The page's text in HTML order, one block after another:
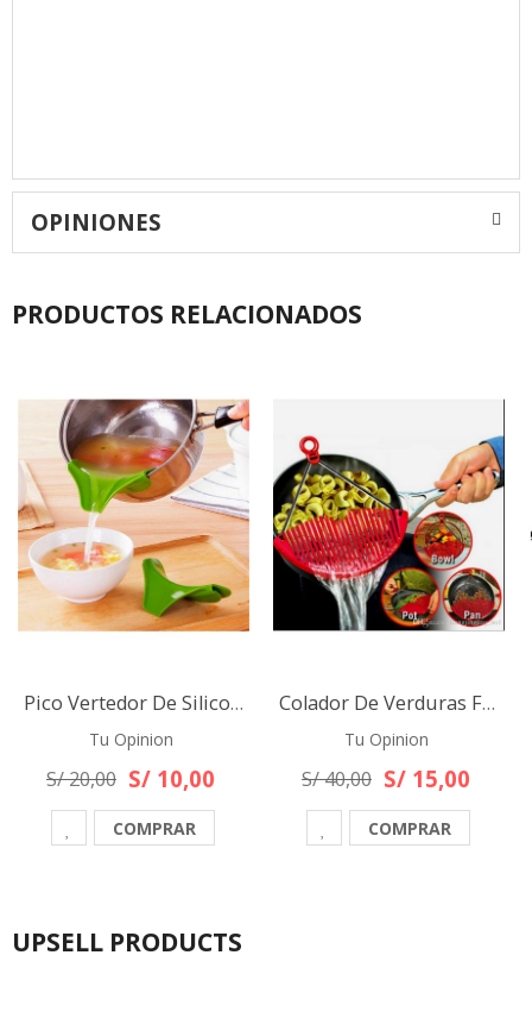
OPINIONES
PRODUCTOS RELACIONADOS
Pico Vertedor De Silicona Para Ollas Sartenes Etc
Tu Opinion
S/ 10,00
S/ 20,00
COMPRAR
Colador De Verduras Fideos Escurridor Extensible
Tu Opinion
S/ 15,00
S/ 40,00
COMPRAR
UPSELL PRODUCTS